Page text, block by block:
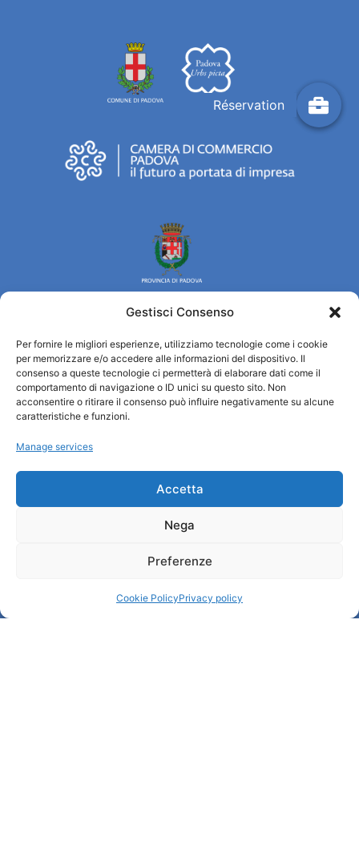
Gestisci Consenso
Per fornire le migliori esperienze, utilizziamo tecnologie come i cookie
per memorizzare e/o accedere alle informazioni del dispositivo. Il
consenso a queste tecnologie ci permetterà di elaborare dati come il
comportamento di navigazione o ID unici su questo sito. Non
acconsentire o ritirare il consenso può influire negativamente su alcune
caratteristiche e funzioni.
Manage services
Accetta
Nega
Preferenze
Cookie PolicyPrivacy policy
Turismo Padova
Qui sommes-nous ?
Information et accueil des tourist / IAT
Cookie Policy (UE)